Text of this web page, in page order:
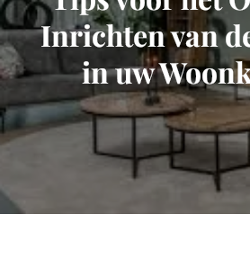
Inrichten van
in uw